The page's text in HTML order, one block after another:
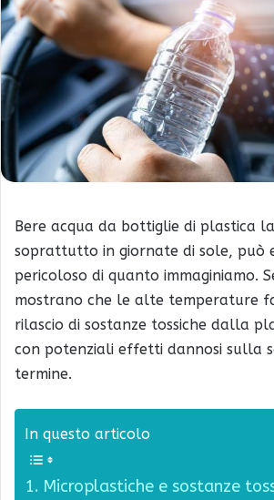
Bere acqua da bottiglie di plastica
soprattutto in giornate di sole, può
pericoloso di quanto immaginiamo.
mostrano che le alte temperature
rilascio di sostanze tossiche dalla
con potenziali effetti dannosi sulla
termine.
In questo articolo
Microplastiche e sostanze